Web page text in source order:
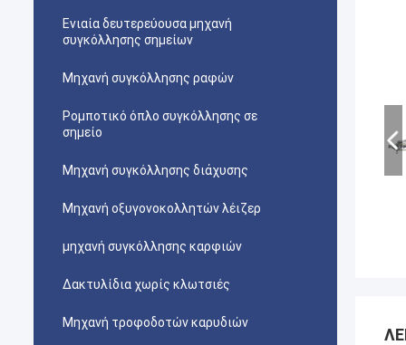
Ενιαία δευτερεύουσα μηχανή
συγκόλλησης σημείων
Μηχανή συγκόλλησης ραφών
Ρομποτικό όπλο συγκόλλησης σε
σημείο
Μηχανή συγκόλλησης διάχυσης
Μηχανή οξυγονοκολλητών λέιζερ
μηχανή συγκόλλησης καρφιών
Δακτυλίδια χωρίς κλωτσιές
Μηχανή τροφοδοτών καρυδιών